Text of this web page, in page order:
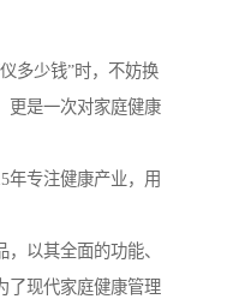
多少钱”时，不妨换
更是一次对家庭健康
年专注健康产业，用
以其全面的功能、
了现代家庭健康管理